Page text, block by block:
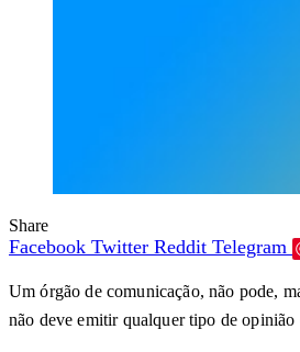
Share
Facebook Twitter Reddit Telegram
Um órgão de comunicação, não pode,
não deve emitir qualquer tipo de opinião